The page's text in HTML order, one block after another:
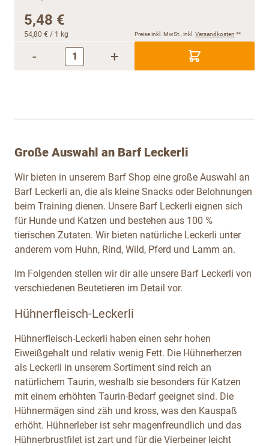
5,48 €
54,80 € / 1 kg Preise inkl. MwSt., inkl. Versandkosten **
- +
Große Auswahl an Barf Leckerli
Wir bieten in unserem Barf Shop eine große Auswahl an
Barf Leckerli an, die als kleine Snacks oder Belohnungen
beim Training dienen. Unsere Barf Leckerli eignen sich
für Hunde und Katzen und bestehen aus 100 %
tierischen Zutaten. Wir bieten natürliche Leckerli unter
anderem vom Huhn, Rind, Wild, Pferd und Lamm an.
Im Folgenden stellen wir dir alle unsere Barf Leckerli von
verschiedenen Beutetieren im Detail vor.
Hühnerfleisch-Leckerli
Hühnerfleisch-Leckerli haben einen sehr hohen
Eiweißgehalt und relativ wenig Fett. Die Hühnerherzen
als Leckerli in unserem Sortiment sind reich an
natürlichem Taurin, weshalb sie besonders für Katzen
mit einem erhöhten Taurin-Bedarf geeignet sind. Die
Hühnermägen sind zäh und kross, was den Kauspaß
erhöht. Hühnerleber ist sehr magenfreundlich und das
Hühnerbrustfilet ist zart und für die Vierbeiner leicht